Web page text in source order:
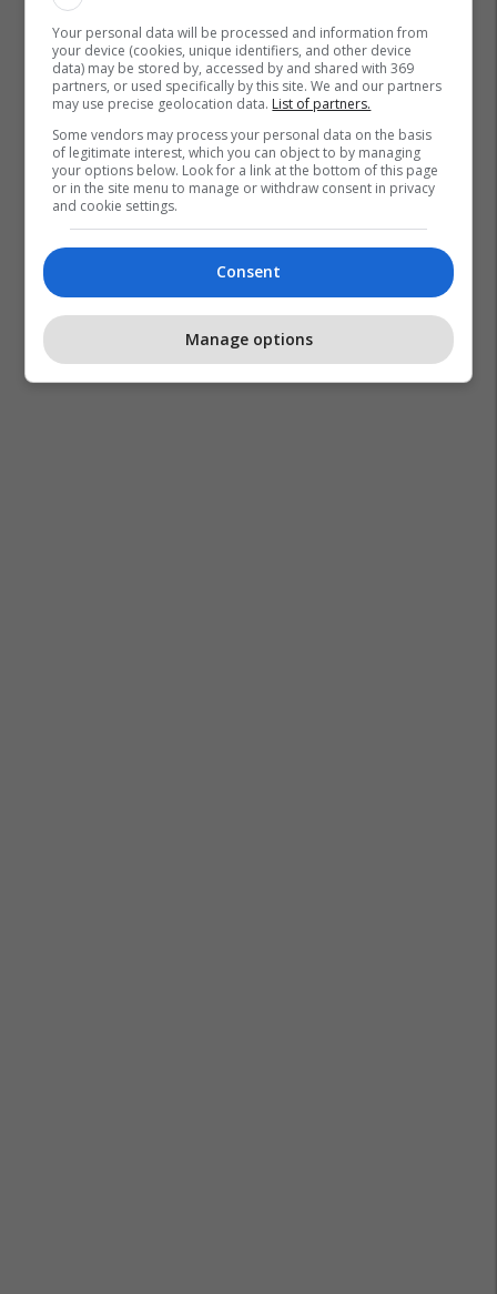
Your personal data will be processed and information from
your device (cookies, unique identifiers, and other device
data) may be stored by, accessed by and shared with 369
partners, or used specifically by this site. We and our partners
may use precise geolocation data. List of partners.
Some vendors may process your personal data on the basis
of legitimate interest, which you can object to by managing
your options below. Look for a link at the bottom of this page
or in the site menu to manage or withdraw consent in privacy
and cookie settings.
Consent
Manage options